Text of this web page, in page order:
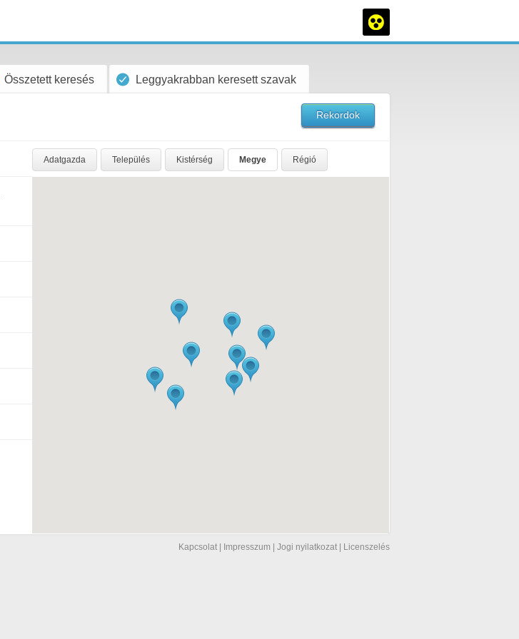
Összetett keresés Leggyakrabban keresett szavak
Rekordok
Adatgazda Település Kistérség Megye Régió
Kapcsolat Impresszum Jogi nyilatkozat Licenszelés